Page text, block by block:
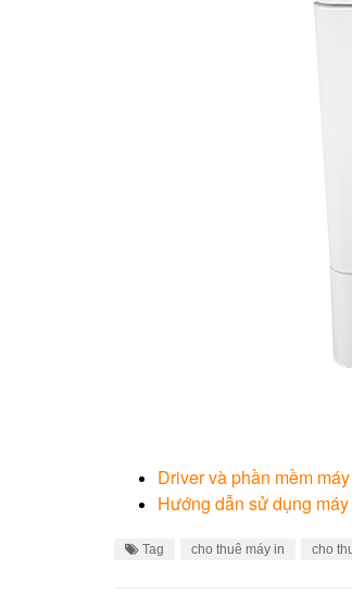
Driver và phần mềm
Hướng dẫn sử dụng
Tag cho thuê máy in cho